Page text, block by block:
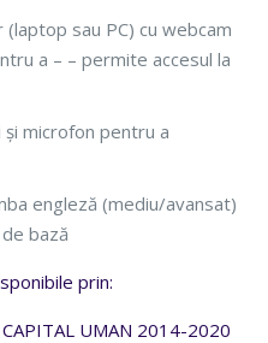
sau PC) cu webcam
a – – permite accesul la
microfon pentru a
engleză (mediu/avansat)
bază
prin:
UMAN 2014-2020